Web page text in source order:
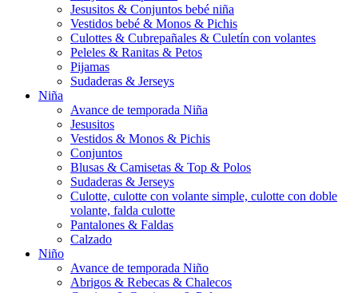
Jesusitos & Conjuntos bebé niña
Vestidos bebé & Monos & Pichis
Culottes & Cubrepañales & Culetín con volantes
Peleles & Ranitas & Petos
Pijamas
Sudaderas & Jerseys
Niña
Avance de temporada Niña
Jesusitos
Vestidos & Monos & Pichis
Conjuntos
Blusas & Camisetas & Top & Polos
Sudaderas & Jerseys
Culotte, culotte con volante simple, culotte con doble
volante, falda culotte
Pantalones & Faldas
Calzado
Niño
Avance de temporada Niño
Abrigos & Rebecas & Chalecos